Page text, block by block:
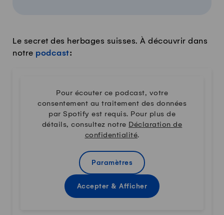
Le secret des herbages suisses. À découvrir dans
notre podcast:
Pour écouter ce podcast, votre
consentement au traitement des données
par Spotify est requis. Pour plus de
détails, consultez notre Déclaration de
confidentialité.
Paramètres
Accepter & Afficher